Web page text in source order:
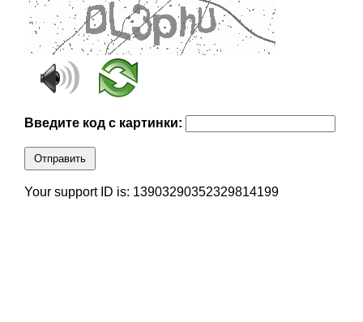
Введите код с картинки:
Отправить
Your support ID is: 13903290352329814199